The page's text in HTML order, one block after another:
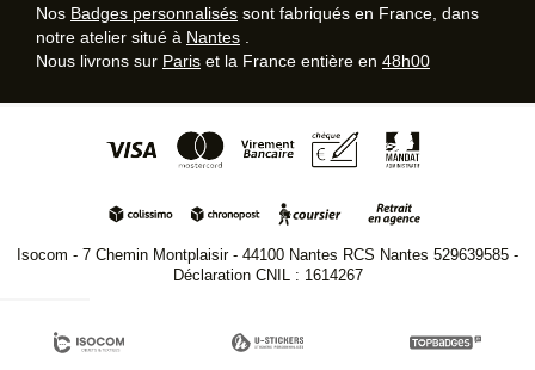
Nos Badges personnalisés sont fabriqués en France, dans
notre atelier situé à Nantes
Nous livrons sur Paris et la France entière en 48h00
Isocom - 7 Chemin Montplaisir - 44100 Nantes RCS Nantes 529639585 -
Déclaration CNIL : 1614267